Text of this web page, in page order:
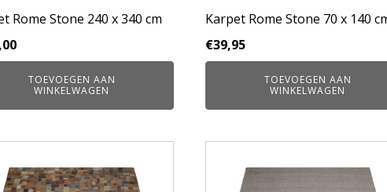
Rome Stone 240 x 340 cm
TOEVOEGEN AAN
WINKELWAGEN
Karpet Rome Stone 70 x 140
€39,95
TOEVOEGEN AAN
WINKELWAGEN